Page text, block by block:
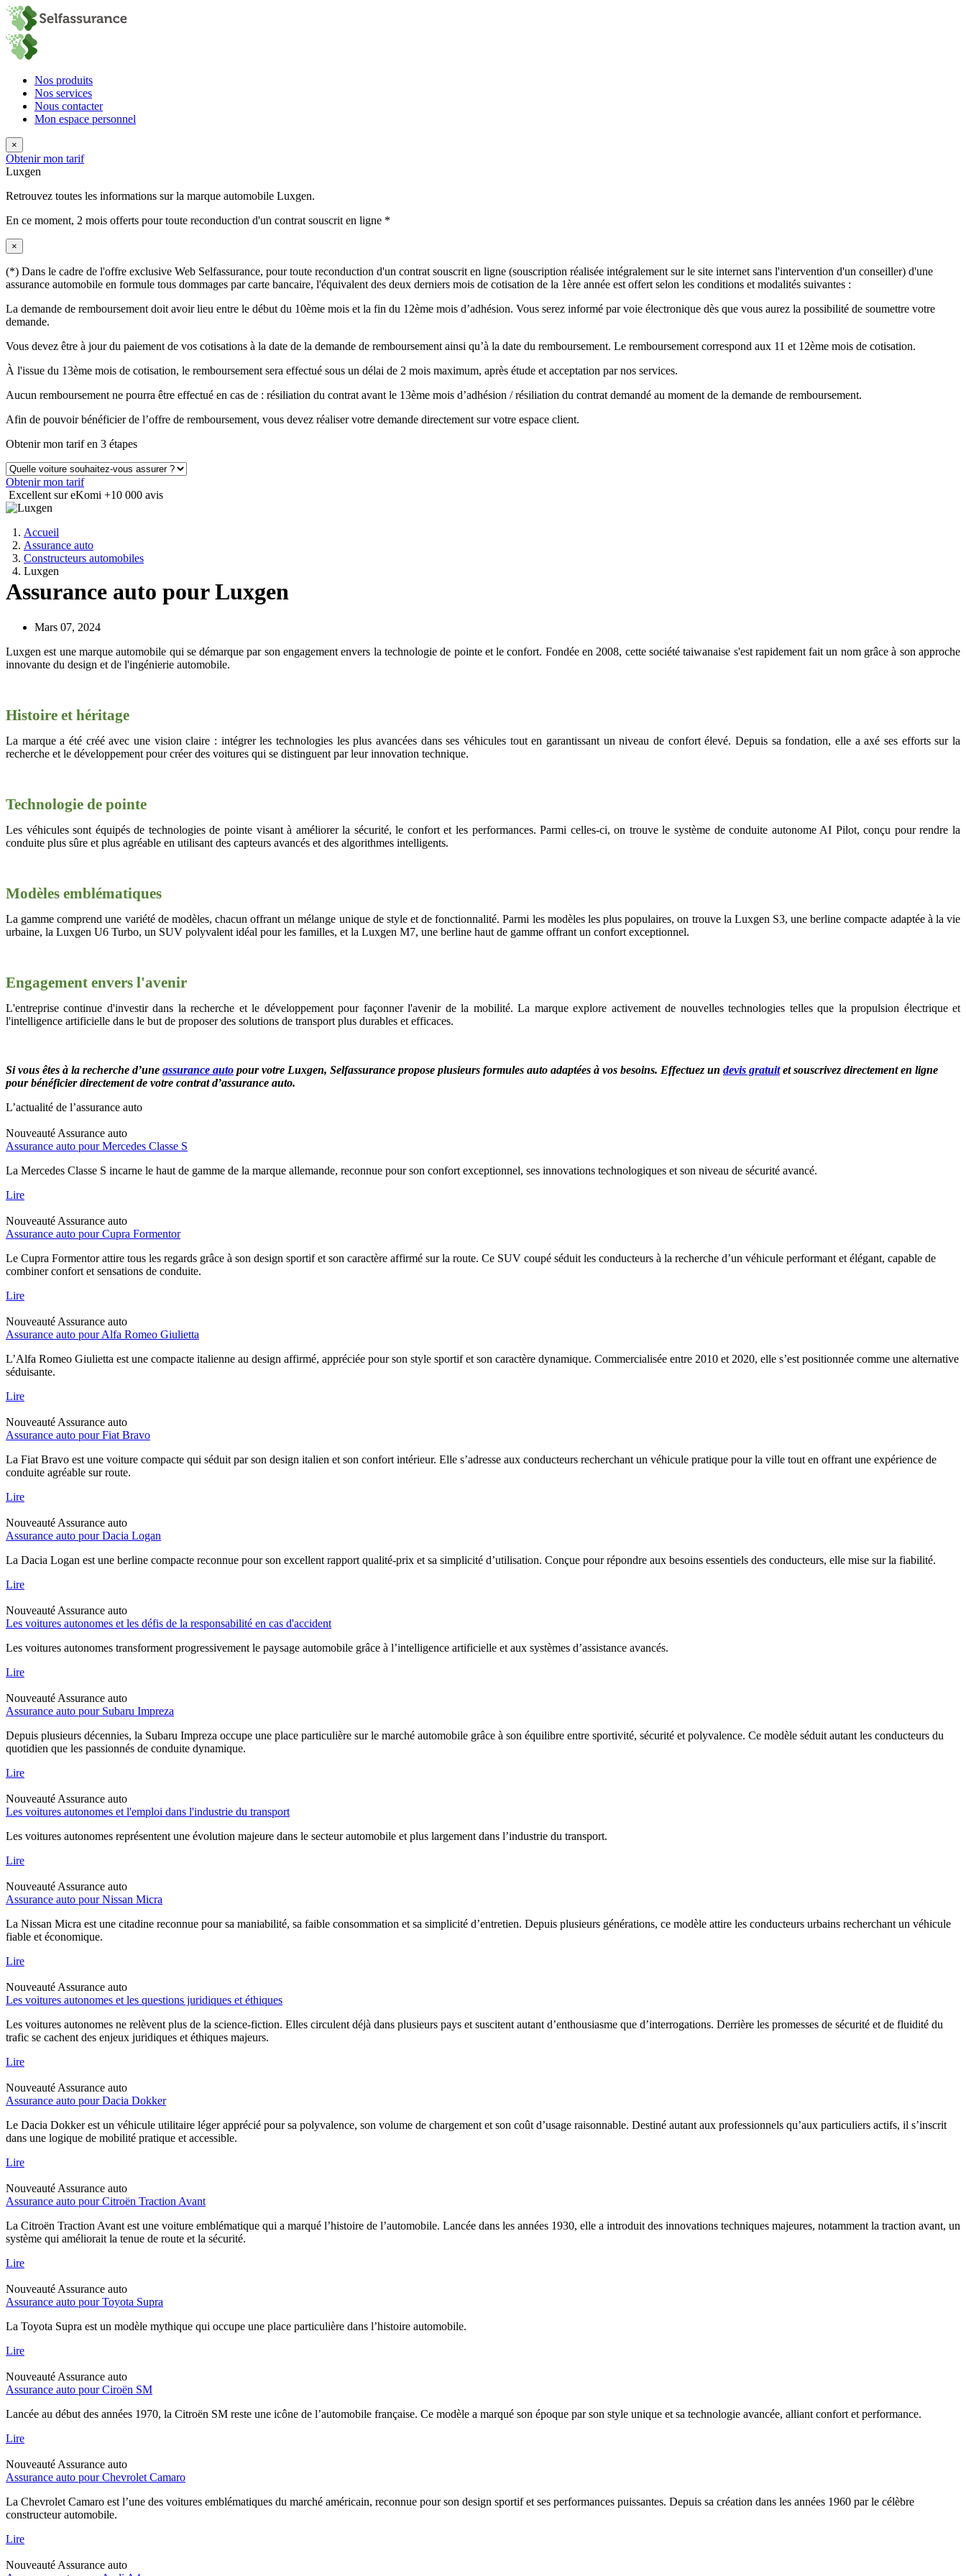
Nos produits
Nos services
Nous contacter
Mon espace personnel
×
Obtenir mon tarif
Luxgen
Retrouvez toutes les informations sur la marque automobile Luxgen.
En ce moment, 2 mois offerts pour toute reconduction d'un contrat souscrit en ligne *
×
(*) Dans le cadre de l'offre exclusive Web Selfassurance, pour toute reconduction d'un contrat souscrit en ligne (souscription réalisée intégralement sur le site internet sans l'intervention d'un conseiller) d'une
assurance automobile en formule tous dommages par carte bancaire, l'équivalent des deux derniers mois de cotisation de la 1ère année est offert selon les conditions et modalités suivantes :
La demande de remboursement doit avoir lieu entre le début du 10ème mois et la fin du 12ème mois d’adhésion. Vous serez informé par voie électronique dès que vous aurez la possibilité de soumettre votre
demande.
Vous devez être à jour du paiement de vos cotisations à la date de la demande de remboursement ainsi qu’à la date du remboursement. Le remboursement correspond aux 11 et 12ème mois de cotisation.
À l'issue du 13ème mois de cotisation, le remboursement sera effectué sous un délai de 2 mois maximum, après étude et acceptation par nos services.
Aucun remboursement ne pourra être effectué en cas de : résiliation du contrat avant le 13ème mois d’adhésion / résiliation du contrat demandé au moment de la demande de remboursement.
Afin de pouvoir bénéficier de l’offre de remboursement, vous devez réaliser votre demande directement sur votre espace client.
Obtenir mon tarif en 3 étapes
Obtenir mon tarif
Excellent sur eKomi +10 000 avis
Accueil
Assurance auto
Constructeurs automobiles
Luxgen
Assurance auto pour Luxgen
Mars 07, 2024
Luxgen est une marque automobile qui se démarque par son engagement envers la technologie de pointe et le confort. Fondée en 2008, cette société taiwanaise s'est rapidement fait un nom grâce à son approche
innovante du design et de l'ingénierie automobile.
Histoire et héritage
La marque a été créé avec une vision claire : intégrer les technologies les plus avancées dans ses véhicules tout en garantissant un niveau de confort élevé. Depuis sa fondation, elle a axé ses efforts sur la
recherche et le développement pour créer des voitures qui se distinguent par leur innovation technique.
Technologie de pointe
Les véhicules sont équipés de technologies de pointe visant à améliorer la sécurité, le confort et les performances. Parmi celles-ci, on trouve le système de conduite autonome AI Pilot, conçu pour rendre la
conduite plus sûre et plus agréable en utilisant des capteurs avancés et des algorithmes intelligents.
Modèles emblématiques
La gamme comprend une variété de modèles, chacun offrant un mélange unique de style et de fonctionnalité. Parmi les modèles les plus populaires, on trouve la Luxgen S3, une berline compacte adaptée à la vie
urbaine, la Luxgen U6 Turbo, un SUV polyvalent idéal pour les familles, et la Luxgen M7, une berline haut de gamme offrant un confort exceptionnel.
Engagement envers l'avenir
L'entreprise continue d'investir dans la recherche et le développement pour façonner l'avenir de la mobilité. La marque explore activement de nouvelles technologies telles que la propulsion électrique et
l'intelligence artificielle dans le but de proposer des solutions de transport plus durables et efficaces.
Si vous êtes à la recherche d’une assurance auto pour votre Luxgen, Selfassurance propose plusieurs formules auto adaptées à vos besoins. Effectuez un devis gratuit et souscrivez directement en ligne
pour bénéficier directement de votre contrat d’assurance auto.
L’actualité de l’assurance auto
Nouveauté Assurance auto
Assurance auto pour Mercedes Classe S
La Mercedes Classe S incarne le haut de gamme de la marque allemande, reconnue pour son confort exceptionnel, ses innovations technologiques et son niveau de sécurité avancé.
Lire
Nouveauté Assurance auto
Assurance auto pour Cupra Formentor
Le Cupra Formentor attire tous les regards grâce à son design sportif et son caractère affirmé sur la route. Ce SUV coupé séduit les conducteurs à la recherche d’un véhicule performant et élégant, capable de
combiner confort et sensations de conduite.
Lire
Nouveauté Assurance auto
Assurance auto pour Alfa Romeo Giulietta
L’Alfa Romeo Giulietta est une compacte italienne au design affirmé, appréciée pour son style sportif et son caractère dynamique. Commercialisée entre 2010 et 2020, elle s’est positionnée comme une alternative
séduisante.
Lire
Nouveauté Assurance auto
Assurance auto pour Fiat Bravo
La Fiat Bravo est une voiture compacte qui séduit par son design italien et son confort intérieur. Elle s’adresse aux conducteurs recherchant un véhicule pratique pour la ville tout en offrant une expérience de
conduite agréable sur route.
Lire
Nouveauté Assurance auto
Assurance auto pour Dacia Logan
La Dacia Logan est une berline compacte reconnue pour son excellent rapport qualité-prix et sa simplicité d’utilisation. Conçue pour répondre aux besoins essentiels des conducteurs, elle mise sur la fiabilité.
Lire
Nouveauté Assurance auto
Les voitures autonomes et les défis de la responsabilité en cas d'accident
Les voitures autonomes transforment progressivement le paysage automobile grâce à l’intelligence artificielle et aux systèmes d’assistance avancés.
Lire
Nouveauté Assurance auto
Assurance auto pour Subaru Impreza
Depuis plusieurs décennies, la Subaru Impreza occupe une place particulière sur le marché automobile grâce à son équilibre entre sportivité, sécurité et polyvalence. Ce modèle séduit autant les conducteurs du
quotidien que les passionnés de conduite dynamique.
Lire
Nouveauté Assurance auto
Les voitures autonomes et l'emploi dans l'industrie du transport
Les voitures autonomes représentent une évolution majeure dans le secteur automobile et plus largement dans l’industrie du transport.
Lire
Nouveauté Assurance auto
Assurance auto pour Nissan Micra
La Nissan Micra est une citadine reconnue pour sa maniabilité, sa faible consommation et sa simplicité d’entretien. Depuis plusieurs générations, ce modèle attire les conducteurs urbains recherchant un véhicule
fiable et économique.
Lire
Nouveauté Assurance auto
Les voitures autonomes et les questions juridiques et éthiques
Les voitures autonomes ne relèvent plus de la science-fiction. Elles circulent déjà dans plusieurs pays et suscitent autant d’enthousiasme que d’interrogations. Derrière les promesses de sécurité et de fluidité du
trafic se cachent des enjeux juridiques et éthiques majeurs.
Lire
Nouveauté Assurance auto
Assurance auto pour Dacia Dokker
Le Dacia Dokker est un véhicule utilitaire léger apprécié pour sa polyvalence, son volume de chargement et son coût d’usage raisonnable. Destiné autant aux professionnels qu’aux particuliers actifs, il s’inscrit
dans une logique de mobilité pratique et accessible.
Lire
Nouveauté Assurance auto
Assurance auto pour Citroën Traction Avant
La Citroën Traction Avant est une voiture emblématique qui a marqué l’histoire de l’automobile. Lancée dans les années 1930, elle a introduit des innovations techniques majeures, notamment la traction avant, un
système qui améliorait la tenue de route et la sécurité.
Lire
Nouveauté Assurance auto
Assurance auto pour Toyota Supra
La Toyota Supra est un modèle mythique qui occupe une place particulière dans l’histoire automobile.
Lire
Nouveauté Assurance auto
Assurance auto pour Ciroën SM
Lancée au début des années 1970, la Citroën SM reste une icône de l’automobile française. Ce modèle a marqué son époque par son style unique et sa technologie avancée, alliant confort et performance.
Lire
Nouveauté Assurance auto
Assurance auto pour Chevrolet Camaro
La Chevrolet Camaro est l’une des voitures emblématiques du marché américain, reconnue pour son design sportif et ses performances puissantes. Depuis sa création dans les années 1960 par le célèbre
constructeur automobile.
Lire
Nouveauté Assurance auto